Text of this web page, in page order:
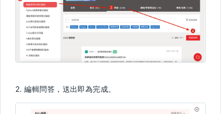
2. 編輯問答，送出即為完成。